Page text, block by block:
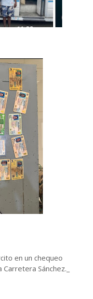
en un chequeo
Sánchez._